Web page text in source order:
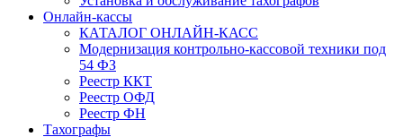
Онлайн-кассы
КАТАЛОГ ОНЛАЙН-КАСС
Модернизация контрольно-кассовой техники под
54 ФЗ
Реестр ККТ
Реестр ОФД
Реестр ФН
Тахографы